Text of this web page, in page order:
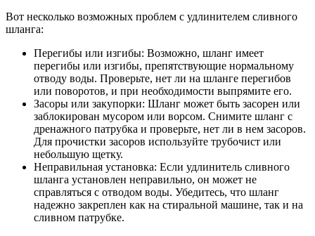
Вот несколько возможных проблем с удлинителем сливного
шланга:
Перегибы или изгибы: Возможно, шланг имеет
перегибы или изгибы, препятствующие нормальному
отводу воды. Проверьте, нет ли на шланге перегибов
или поворотов, и при необходимости выпрямите его.
Засоры или закупорки: Шланг может быть засорен или
заблокирован мусором или ворсом. Снимите шланг с
дренажного патрубка и проверьте, нет ли в нем засоров.
Для прочистки засоров используйте трубочист или
небольшую щетку.
Неправильная установка: Если удлинитель сливного
шланга установлен неправильно, он может не
справляться с отводом воды. Убедитесь, что шланг
надежно закреплен как на стиральной машине, так и на
сливном патрубке.